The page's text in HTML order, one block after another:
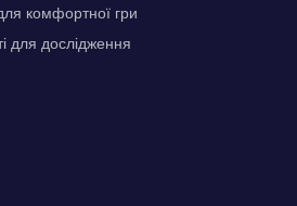
комфортної гри
для дослідження